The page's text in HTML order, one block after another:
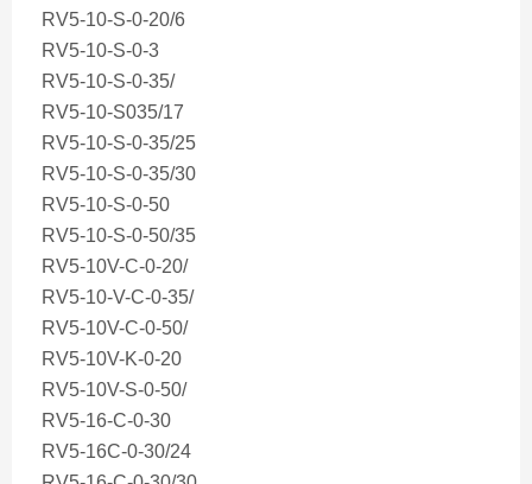
RV5-10-S-0-20/6
RV5-10-S-0-3
RV5-10-S-0-35/
RV5-10-S035/17
RV5-10-S-0-35/25
RV5-10-S-0-35/30
RV5-10-S-0-50
RV5-10-S-0-50/35
RV5-10V-C-0-20/
RV5-10-V-C-0-35/
RV5-10V-C-0-50/
RV5-10V-K-0-20
RV5-10V-S-0-50/
RV5-16-C-0-30
RV5-16C-0-30/24